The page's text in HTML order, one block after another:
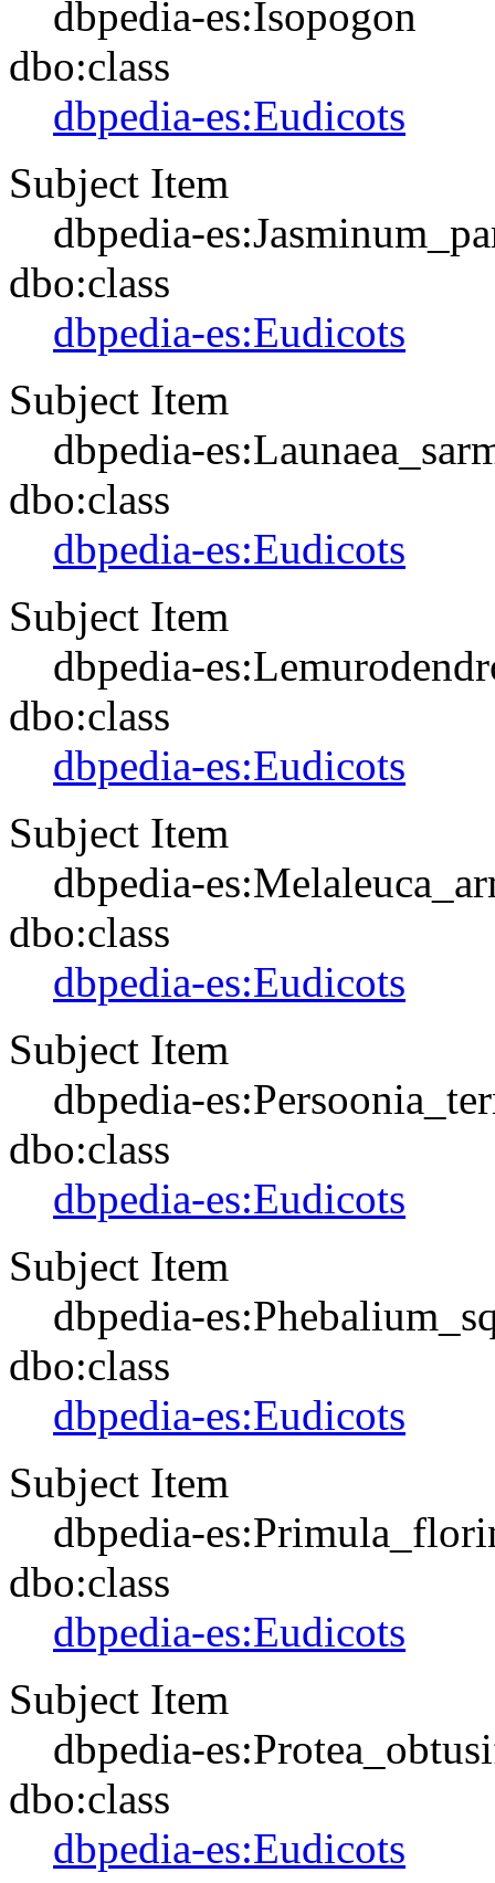
dbpedia-es:Isopogon
dbo:class
dbpedia-es:Eudicots
Subject Item
dbpedia-
dbo:class
dbpedia-es:Eudicots
Subject Item
dbpedia-
dbo:class
dbpedia-es:Eudicots
Subject Item
dbpedia-
dbo:class
dbpedia-es:Eudicots
Subject Item
dbpedia-
dbo:class
dbpedia-es:Eudicots
Subject Item
dbpedia-
dbo:class
dbpedia-es:Eudicots
Subject Item
dbpedia-
dbo:class
dbpedia-es:Eudicots
Subject Item
dbpedia-
dbo:class
dbpedia-es:Eudicots
Subject Item
dbpedia-
dbo:class
dbpedia-es:Eudicots